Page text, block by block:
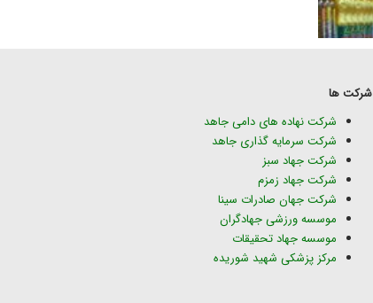
شرکت ها
شرکت نهاده های دامی جاهد
شرکت سرمایه گذاری جاهد
شرکت جهاد سبز
شرکت جهاد زمزم
شرکت جهان صادرات سینا
موسسه ورزشی جهادگران
موسسه جهاد تحقیقات
مرکز پزشکی شهید شوریده